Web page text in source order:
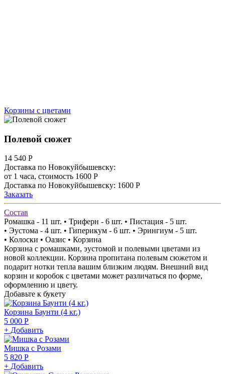
Корзины с цветами
Полевой сюжет
14 540 Р
Доставка по Новокуйбышевску:
от 1 часа, стоимость 1600 Р
Доставка по Новокуйбышевску: 1600 Р
Заказать
Состав
Ромашка - 11 шт. • Триферн - 6 шт. • Пистация - 5 шт.
• Эустома - 4 шт. • Гиперикум - 6 шт. • Эрингиум - 5 шт.
• Колоски • Оазис • Корзина
Корзина с ромашками, эустомой и полевыми цветами из
новой коллекции. Корзина пропитана полевым сюжетом и
подарит нотки тепла вашим близким людям. Внешний вид
корзин и коробок с цветами может различаться по форме,
оформлению и цвету.
Добавьте к букету
Корзина Баунти (4 кг.)
5 000 Р
+ Добавить
Мишка с Розами
5 820 Р
+ Добавить